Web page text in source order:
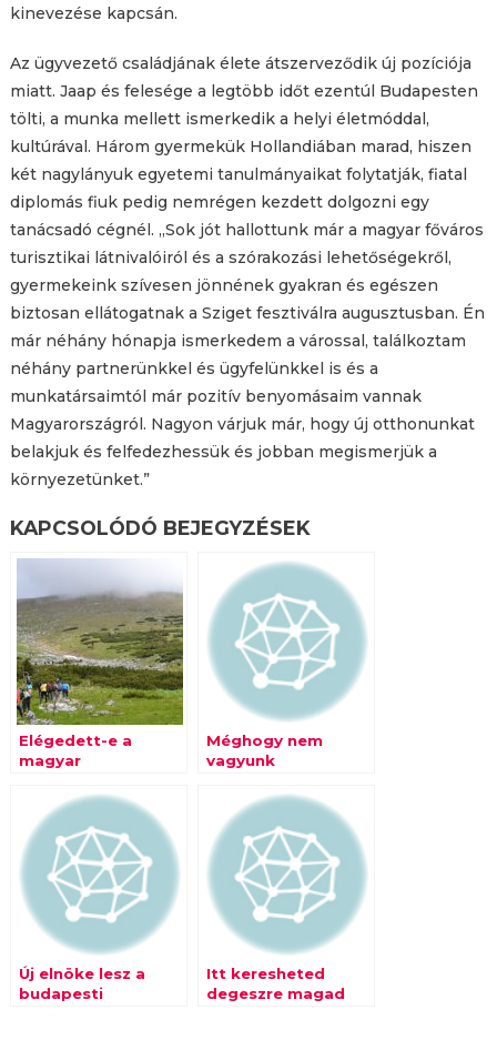
kinevezése kapcsán.
Az ügyvezető családjának élete átszerveződik új pozíciója
miatt. Jaap és felesége a legtöbb időt ezentúl Budapesten
tölti, a munka mellett ismerkedik a helyi életmóddal,
kultúrával. Három gyermekük Hollandiában marad, hiszen
két nagylányuk egyetemi tanulmányaikat folytatják, fiatal
diplomás fiuk pedig nemrégen kezdett dolgozni egy
tanácsadó cégnél. „Sok jót hallottunk már a magyar főváros
turisztikai látnivalóiról és a szórakozási lehetőségekről,
gyermekeink szívesen jönnének gyakran és egészen
biztosan ellátogatnak a Sziget fesztiválra augusztusban. Én
már néhány hónapja ismerkedem a várossal, találkoztam
néhány partnerünkkel és ügyfelünkkel is és a
munkatársaimtól már pozitív benyomásaim vannak
Magyarországról. Nagyon várjuk már, hogy új otthonunkat
belakjuk és felfedezhessük és jobban megismerjük a
környezetünket.”
KAPCSOLÓDÓ BEJEGYZÉSEK
Elégedett-e a
magyar
Méghogy nem
vagyunk
nemzet?
Új elnöke lesz a
budapesti
Itt keresheted
degeszre magad